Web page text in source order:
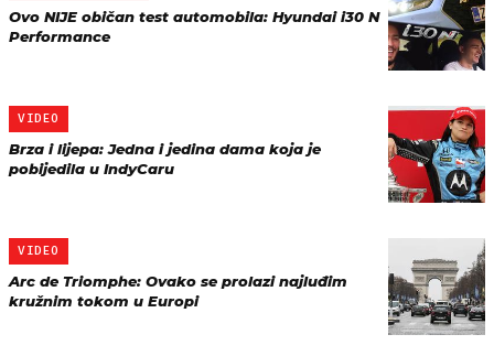
Ovo NIJE običan test automobila: Hyundai i30 N
Performance
VIDEO
Brza i lijepa: Jedna i jedina dama koja je
pobijedila u IndyCaru
VIDEO
Arc de Triomphe: Ovako se prolazi najluđim
kružnim tokom u Europi